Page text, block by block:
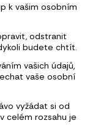
k vašim osobním
odstranit
budete chtít.
vašich údajů,
vaše osobní
vyžádat si od
celém rozsahu je